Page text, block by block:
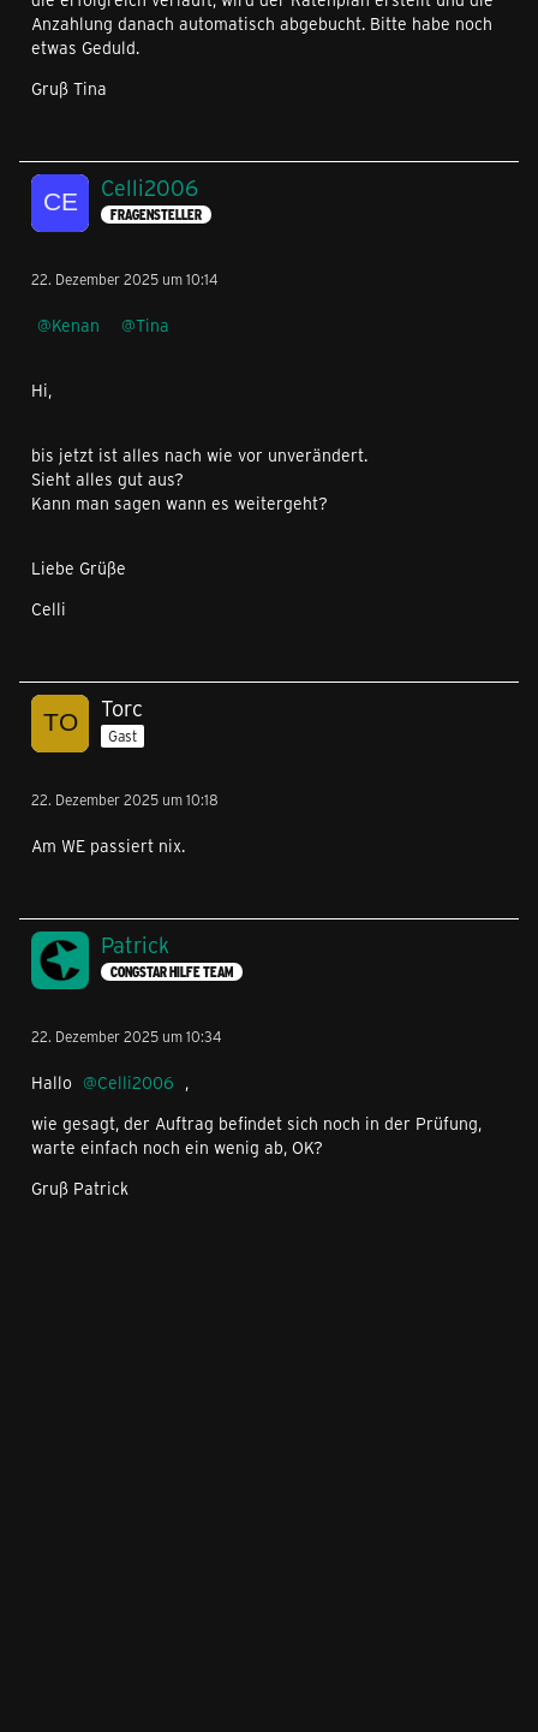
Anzahlung danach automatisch abgebucht. Bitte habe noch
etwas Geduld.
Gruß Tina
Celli2006
FRAGENSTELLER
22. Dezember 2025 um 10:14
Kenan Tina
Hi,
bis jetzt ist alles nach wie vor unverändert.
Sieht alles gut aus?
Kann man sagen wann es weitergeht?
Liebe Grüße
Celli
Torc
Gast
22. Dezember 2025 um 10:18
Am WE passiert nix.
Patrick
CONGSTAR HILFE TEAM
22. Dezember 2025 um 10:34
Hallo Celli2006 ,
wie gesagt, der Auftrag befindet sich noch in der Prüfung,
warte einfach noch ein wenig ab, OK?
Gruß Patrick